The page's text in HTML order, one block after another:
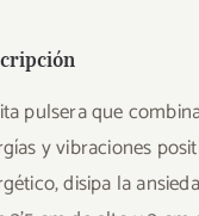
pulsera que
y vibraciones
disipa la